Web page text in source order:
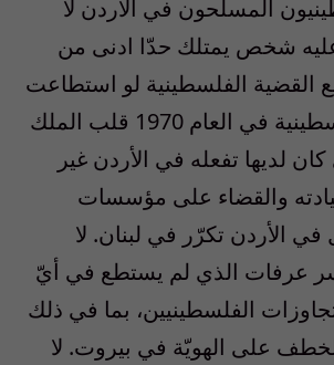
المسلّحون في الأردن لا
شخص يمتلك حدّا ادنى من
القضية الفلسطينية لو استطاعت
المنظمات الفلسطينية في العام 1970 قلب الملك
لديها تفعله في الأردن غير
والقضاء على مؤسسات
الأردن تكرّر في لبنان. لا
عرفات الذي لم يستطع في أيّ
الفلسطينيين، بما في ذلك
على الهويّة في بيروت. لا